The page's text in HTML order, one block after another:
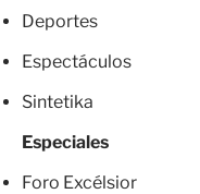
Deportes
Espectáculos
Sintetika
Especiales
Foro Excélsior